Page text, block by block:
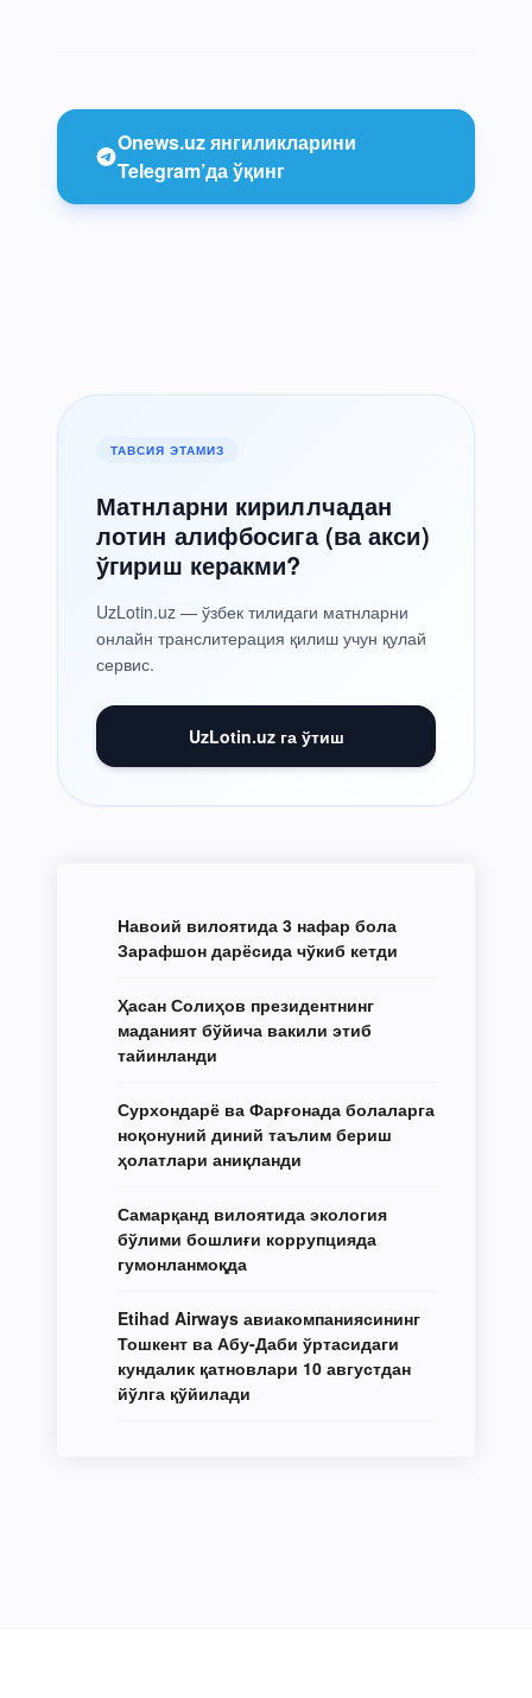
Onews.uz янгиликларини
Telegram’да ўқинг
ТАВСИЯ ЭТАМИЗ
Матнларни кириллчадан
лотин алифбосига (ва акси)
ўгириш керакми?
UzLotin.uz — ўзбек тилидаги матнларни
онлайн транслитерация қилиш учун қулай
сервис.
UzLotin.uz га ўтиш
Навоий вилоятида 3 нафар бола
Зарафшон дарёсида чўкиб кетди
Ҳасан Солиҳов президентнинг
маданият бўйича вакили этиб
тайинланди
Сурхондарё ва Фарғонада болаларга
ноқонуний диний таълим бериш
ҳолатлари аниқланди
Самарқанд вилоятида экология
бўлими бошлиғи коррупцияда
гумонланмоқда
Etihad Airways авиакомпаниясининг
Тошкент ва Абу-Даби ўртасидаги
кундалик қатновлари 10 августдан
йўлга қўйилади